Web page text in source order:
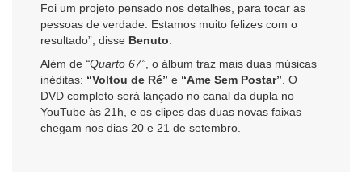
Foi um projeto pensado nos detalhes, para tocar as
pessoas de verdade. Estamos muito felizes com o
resultado”, disse Benuto
Além de “Quarto 67” , o álbum traz mais duas músicas
inéditas: “Voltou de Ré” e “Ame Sem Postar” . O
DVD completo será lançado no canal da dupla no
YouTube às 21h, e os clipes das duas novas faixas
chegam nos dias 20 e 21 de setembro.